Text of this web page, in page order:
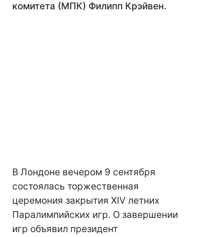
комитета (МПК) Филипп Крэйвен.
В Лондоне вечером 9 сентября
состоялась торжественная
церемония закрытия XIV летних
Паралимпийских игр. О завершении
игр объявил президент